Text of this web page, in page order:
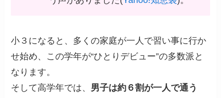
小３になると、多くの家庭が一人で習い事に行か
せ始め、この学年が“ひとりデビュー”の多数派と
なります。
そして高学年では、 男子は約６割が一人で通う